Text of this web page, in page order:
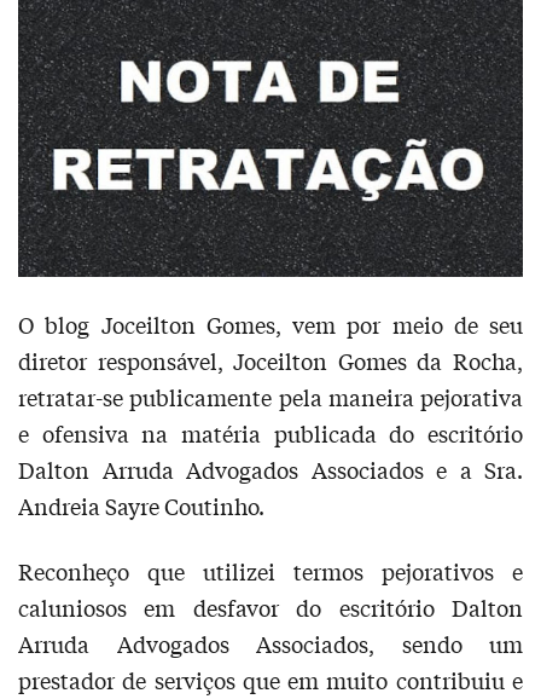
O blog Joceilton Gomes, vem por meio de seu
diretor responsável, Joceilton Gomes da Rocha,
retratar-se publicamente pela maneira pejorativa
e ofensiva na matéria publicada do escritório
Dalton Arruda Advogados Associados e a Sra.
Andreia Sayre Coutinho.
Reconheço que utilizei termos pejorativos e
caluniosos em desfavor do escritório Dalton
Arruda Advogados Associados, sendo um
prestador de serviços que em muito contribuiu e